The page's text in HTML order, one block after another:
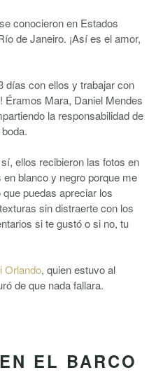
conocieron en Estados
de Janeiro. ¡Así es el amor,
días con ellos y trabajar con
Mara, Daniel Mendes
la responsabilidad de
ellos recibieron las fotos en
blanco y negro porque me
puedas apreciar los
sin distraerte con los
si te gustó o si no, tu
Orlando, quien estuvo al
de que nada fallara.
EL BARCO